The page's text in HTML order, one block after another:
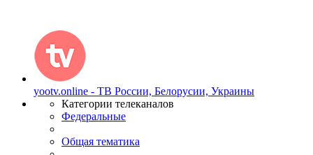
yootv.online - ТВ России, Белорусии, Украины
Категории телеканалов
Федеральные
Общая тематика